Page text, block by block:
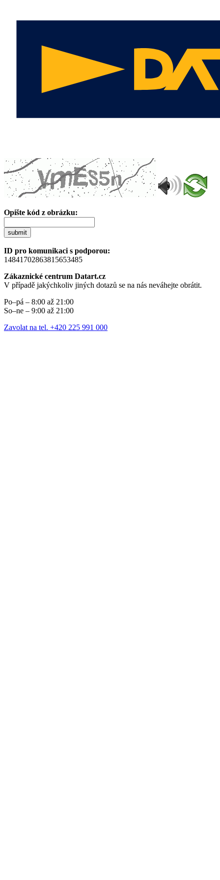
Opište kód z obrázku:
submit
ID pro komunikaci s podporou:
14841702863815653485
Zákaznické centrum Datart.cz
V případě jakýchkoliv jiných dotazů se na nás neváhejte obrátit.
Po–pá – 8:00 až 21:00
So–ne – 9:00 až 21:00
Zavolat na tel. +420 225 991 000